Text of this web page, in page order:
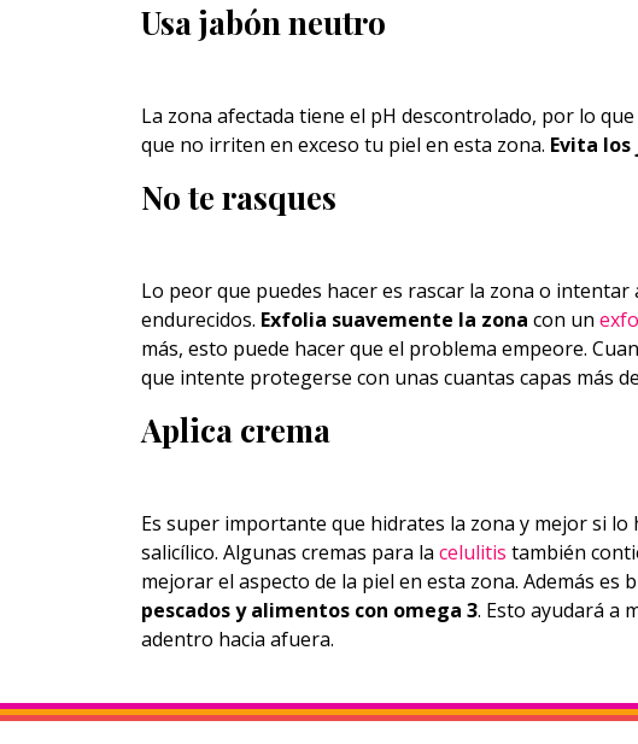
Usa jabón neutro
La zona afectada tiene el pH descontrolado, por lo
que no irriten en exceso tu piel en esta zona. Evita
No te rasques
Lo peor que puedes hacer es rascar la zona o
endurecidos. Exfolia suavemente la zona con un
más, esto puede hacer que el problema empeore.
que intente protegerse con unas cuantas capas más
Aplica crema
Es super importante que hidrates la zona y mejor si lo
salicílico. Algunas cremas para la celulitis también
mejorar el aspecto de la piel en esta zona. Además es
pescados y alimentos con omega 3. Esto ayudará a
adentro hacia afuera.